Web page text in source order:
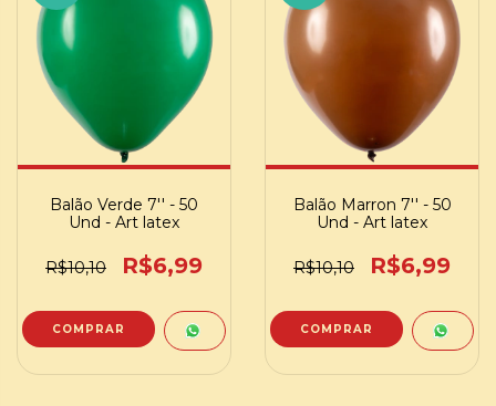
Balão Verde 7'' - 50
Und - Art latex
R$10,10 R$6,99
Balão Marron 7'' - 50
Und - Art latex
R$10,10 R$6,99